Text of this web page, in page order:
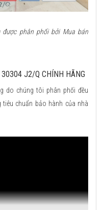
phân phối bởi Mua bán
J2/Q CHÍNH HÃNG
do chúng tôi phân phối đều
chuẩn bảo hành của nhà